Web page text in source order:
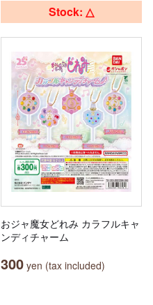
Stock: △
おジャ魔女どれみ カラフルキャ
ンディチャーム
300 yen (tax included)